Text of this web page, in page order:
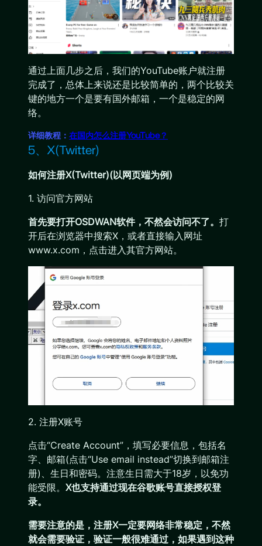
通过上面几步之后，我们的YouTube账户就注册
完成了，总体上来说还是比较简单的，两个比较关
键的地方一个是要有国外邮箱，一个是稳定的网
络。
详细教程： 在国内怎么注册YouTube？
5、X(Twitter)
如何注册X(Twitter)(以网页端为例)
1. 访问官方网站
首先要打开OSDWAN软件，不然会访问不了。 打
开后在浏览器中搜索X，或者直接输入网址
www.x.com，点击进入其官方网站。
2. 注册X账号
点击“Create Account”，填写必要信息，包括名
字、邮箱(点击“Use email instead”切换到邮箱注
册)、生日和密码。注意生日需大于18岁，以免功
能受限。 X也支持通过现在谷歌账号直接授权登
录。
需要注意的是，注册X一定要网络非常稳定，不然
就会需要验证，验证一般很难通过，如果遇到这种